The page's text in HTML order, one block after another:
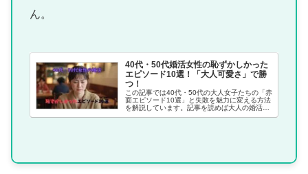
ん。
40代・50代婚活女性の恥ずかしかった
エピソード10選！「大人可愛さ」で勝
つ！
この記事では40代・50代の大人女子たちの「赤
面エピソード10選」と失敗を魅力に変える方法
を解説しています。記事を読めば大人の婚活は
「完璧であること」よりも「愛嬌があること」